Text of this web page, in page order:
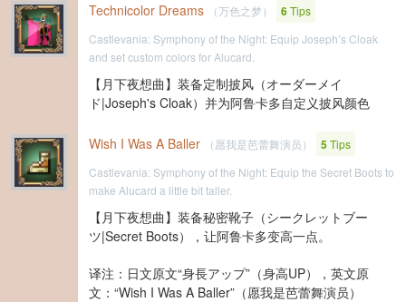
Technicolor Dreams （万色之梦） 6Tips
Castlevania: Symphony of the Night: Equip Joseph’s Cloak
and set custom colors for Alucard.
【月下夜想曲】装备定制披风（オーダーメイ
ド|Joseph's Cloak）并为阿鲁卡多自定义披风颜色
Wish I Was A Baller （愿我是芭蕾舞演员） 5Tips
Castlevania: Symphony of the Night: Equip the Secret Boots to
make Alucard a little bit taller.
【月下夜想曲】装备秘密靴子（シークレットブー
ツ|Secret Boots），让阿鲁卡多变高一点。
译注：日文原文“身長アップ”（身高UP），英文原
文：“Wish I Was A Baller”（愿我是芭蕾舞演员）